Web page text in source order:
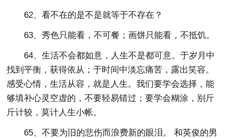
62、看不在的是不是就等于不存在？
63、秀色只能看，不可餐；画饼只能看，不抵饥。
64、生活不会都如意，人生不是都可意。于岁月中
找到平衡，获得依从；于时间中淡忘痛苦，露出笑容。
感受心情，生活从容，就是人生。我们要学会选择，能
够填补心灵空虚的，不要轻易错过；要学会糊涂，别斤
斤计较，莫计人生小帐。
65、不要为旧的悲伤而浪费新的眼泪。 和英俊的男